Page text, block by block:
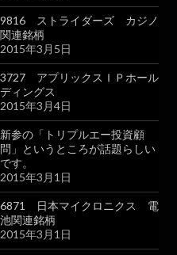
9816 ストライダーズ カジノ
関連銘柄
2015年3月5日
3727 アプリックスＩＰホール
ディングス
2015年3月4日
新参の「トリプルエー投資顧
問」というところが話題らしい
です。
2015年3月1日
6871 日本マイクロニクス 電
池関連銘柄
2015年3月1日